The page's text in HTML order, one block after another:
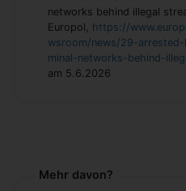
networks behind illegal
Europol, https://
wsroom/news/29-
minal-networks-behind-
am 5.6.2026
Mehr davon?